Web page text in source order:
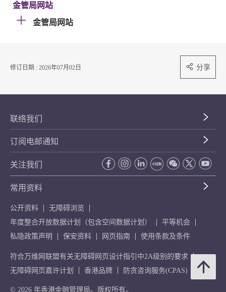
金管局网站
金管局网站
修订日期 : 2026年07月02日 分享
联络我们
订阅电邮通知
关注我们
常用资料
公开资料
无障碍浏览
年度整合开放数据计划（包含空间数据计划）
平等机会
私隐政策声明
保安资料 网页指南 使用条款及条件
符合万维网联盟有关无障碍网页设计指引中2A级别的要求
无障碍网页嘉许计划
香港品牌 防贪咨询服务(CPAS)
© 2026 年香港金融管理局。版权所有。